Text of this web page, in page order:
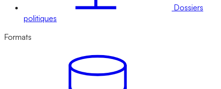
Dossiers
politiques
Formats